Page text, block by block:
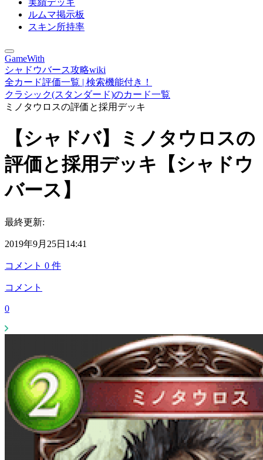
実績デッキ
ルムマ掲示板
スキン所持率
GameWith
シャドウバース攻略wiki
全カード評価一覧 | 検索機能付き！
クラシック(スタンダード)のカード一覧
ミノタウロスの評価と採用デッキ
【シャドバ】ミノタウロスの
評価と採用デッキ【シャドウ
バース】
最終更新:
2019年9月25日14:41
コメント 0 件
コメント
0